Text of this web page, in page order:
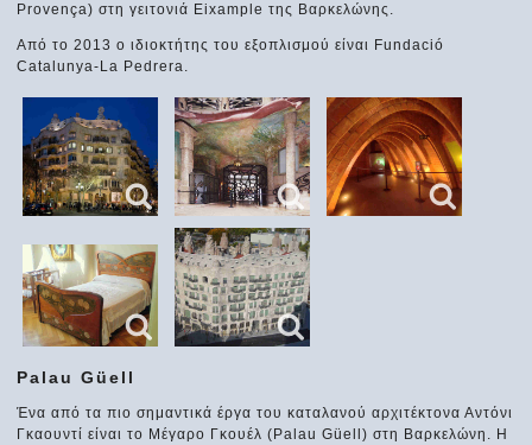
Provença) στη γειτονιά Eixample της Βαρκελώνης.
Από το 2013 ο ιδιοκτήτης του εξοπλισμού είναι Fundació
Catalunya-La Pedrera.
Palau Güell
Ένα από τα πιο σημαντικά έργα του καταλανού αρχιτέκτονα Αντόνι
Γκαουντί είναι το Μέγαρο Γκουέλ (Palau Güell) στη Βαρκελώνη. Η